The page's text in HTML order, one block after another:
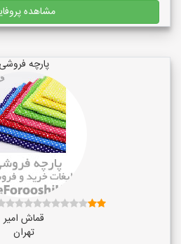
مشاهده
پارچه فروشی
قماش امیر
تهران